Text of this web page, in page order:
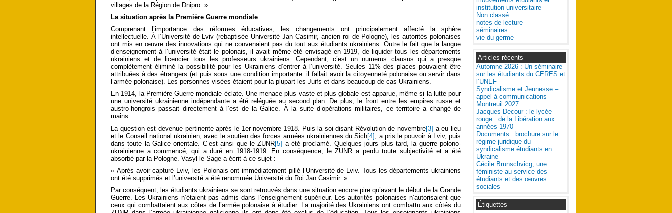
villages de la Région de Dnipro. »
La situation après la Première Guerre mondiale
Comprenant l’importance des réformes éducatives, les changements ont principalement affecté la sphère
intellectuelle. À l’Université de Lviv (rebaptisée Université Jan Casimir, ancien roi de Pologne), les autorités polonaises
ont mis en œuvre des innovations qui ne convenaient pas du tout aux étudiants ukrainiens. Outre le fait que la langue
d’enseignement à l’université était le polonais, il avait même été envisagé en 1919, de liquider tous les départements
ukrainiens et de licencier tous les professeurs ukrainiens. Cependant, c’est un numerus clausus qui a presque
complètement éliminé la possibilité pour les Ukrainiens d’entrer à l’université. Seules 11% des places pouvaient être
attribuées à des étrangers (et puis sous une condition importante: il fallait avoir la citoyenneté polonaise ou servir dans
l’armée polonaise). Les personnes visées étaient pour la plupart les Juifs et dans beaucoup de cas Ukrainiens.
En 1914, la Première Guerre mondiale éclate. Une menace plus vaste et plus globale est apparue, même si la lutte pour
une université ukrainienne indépendante a été reléguée au second plan. De plus, le front entre les empires russe et
austro-hongrois passait directement à l’est de la Galice. À la suite d’opérations militaires, ce territoire a changé de
mains.
La question est devenue pertinente après le 1er novembre 1918. Puis la soi-disant Révolution de novembre[3] a eu lieu
et le Conseil national ukrainien, avec le soutien des forces armées ukrainiennes du Sich[4] , a pris le pouvoir à Lviv, puis
dans toute la Galice orientale. C’est ainsi que le ZUNR[5] a été proclamé. Quelques jours plus tard, la guerre polono-
ukrainienne a commencé, qui a duré en 1918-1919. En conséquence, le ZUNR a perdu toute subjectivité et a été
absorbé par la Pologne. Vasyl le Sage a écrit à ce sujet :
« Après avoir capturé Lviv, les Polonais ont immédiatement pillé l’Université de Lviv. Tous les départements ukrainiens
ont été supprimés et l’université a été renommée Université du Roi Jan Casimir. »
Par conséquent, les étudiants ukrainiens se sont retrouvés dans une situation encore pire qu’avant le début de la Grande
Guerre. Les Ukrainiens n’étaient pas admis dans l’enseignement supérieur. Les autorités polonaises n’autorisaient que
ceux qui combattaient aux côtes de l’armée polonaise à étudier. La majorité des Ukrainiens ont combattu aux côtés du
institution universitaire
Non classé
notes de lecture
séminaires
vie du germe
Articles récents
Automne 2026 : Un séminaire
sur les étudiants du CERES et
l’UNEF
Syndicalisme et Jeunesse –
appel à communications –
Montreuil 2027
Jacques-Decour : le lycée
rouge : de la Libération aux
années 1970
Documents : brochure sur le
régime juridique du
syndicalisme étudiants en
Ukraine
Cécile Brunschvicg, une
féministe au service des
étudiants et des œuvres
sociales
Étiquettes